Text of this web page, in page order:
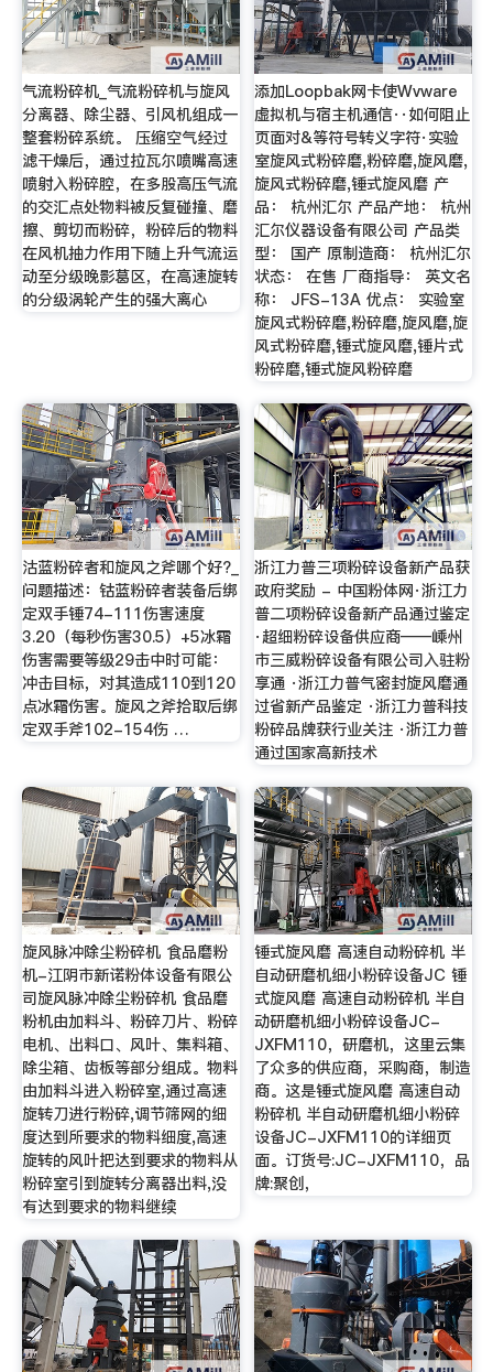
气流粉碎机_气流粉碎机与旋风
分离器、除尘器、引风机组成一
整套粉碎系统。 压缩空气经过
滤干燥后，通过拉瓦尔喷嘴高速
喷射入粉碎腔，在多股高压气流
的交汇点处物料被反复碰撞、磨
擦、剪切而粉碎，粉碎后的物料
在风机抽力作用下随上升气流运
动至分级晚影葛区，在高速旋转
的分级涡轮产生的强大离心
添加Loopbak网卡使Wvware
虚拟机与宿主机通信··如何阻止
页面对&等符号转义字符·实验
室旋风式粉碎磨,粉碎磨,旋风磨,
旋风式粉碎磨,锤式旋风磨 产
品： 杭州汇尔 产品产地： 杭州
汇尔仪器设备有限公司 产品类
型： 国产 原制造商： 杭州汇尔
状态： 在售 厂商指导： 英文名
称： JFS-13A 优点： 实验室
旋风式粉碎磨,粉碎磨,旋风磨,旋
风式粉碎磨,锤式旋风磨,锤片式
粉碎磨,锤式旋风粉碎磨
沽蓝粉碎者和旋风之斧哪个好?_
问题描述：钴蓝粉碎者装备后绑
定双手锤74-111伤害速度
3.20（每秒伤害30.5）+5冰霜
伤害需要等级29击中时可能：
冲击目标，对其造成110到120
点冰霜伤害。旋风之斧拾取后绑
定双手斧102-154伤 …
浙江力普三项粉碎设备新产品获
政府奖励 - 中国粉体网·浙江力
普二项粉碎设备新产品通过鉴定
·超细粉碎设备供应商——嵊州
市三威粉碎设备有限公司入驻粉
享通 ·浙江力普气密封旋风磨通
过省新产品鉴定 ·浙江力普科技
粉碎品牌获行业关注 ·浙江力普
通过国家高新技术
旋风脉冲除尘粉碎机 食品磨粉
机-江阴市新诺粉体设备有限公
司旋风脉冲除尘粉碎机 食品磨
粉机由加料斗、粉碎刀片、粉碎
电机、出料口、风叶、集料箱、
除尘箱、齿板等部分组成。物料
由加料斗进入粉碎室,通过高速
旋转刀进行粉碎,调节筛网的细
度达到所要求的物料细度,高速
旋转的风叶把达到要求的物料从
粉碎室引到旋转分离器出料,没
有达到要求的物料继续
锤式旋风磨 高速自动粉碎机 半
自动研磨机细小粉碎设备JC 锤
式旋风磨 高速自动粉碎机 半自
动研磨机细小粉碎设备JC-
JXFM110，研磨机，这里云集
了众多的供应商，采购商，制造
商。这是锤式旋风磨 高速自动
粉碎机 半自动研磨机细小粉碎
设备JC-JXFM110的详细页
面。订货号:JC-JXFM110，品
牌:聚创，